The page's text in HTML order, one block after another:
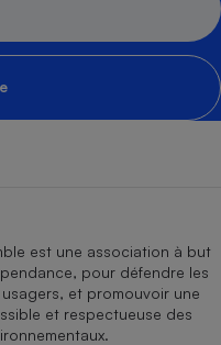
est une association à but
pour défendre les
et promouvoir une
et respectueuse des